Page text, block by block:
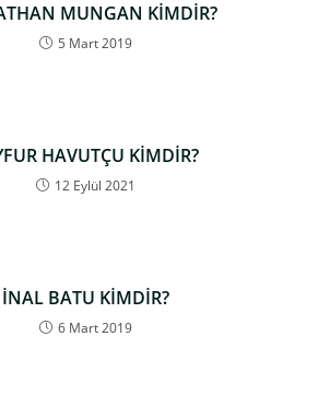
MUNGAN KİMDİR?
5 Mart 2019
HAVUTÇU KİMDİR?
12 Eylül 2021
İNAL BATU KİMDİR?
6 Mart 2019